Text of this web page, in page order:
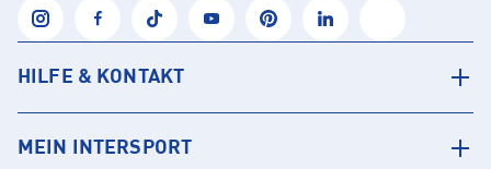
HILFE & KONTAKT
MEIN INTERSPORT